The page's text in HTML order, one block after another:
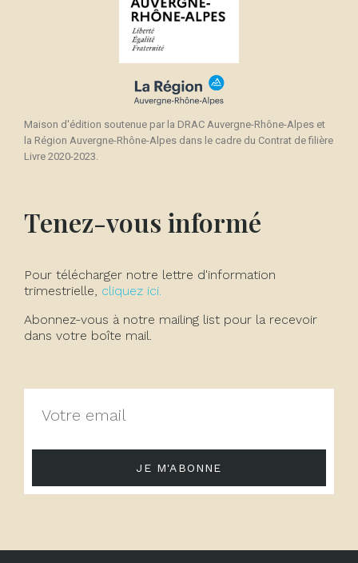
Maison d'édition soutenue par la DRAC Auvergne-Rhône-Alpes et
la Région Auvergne-Rhône-Alpes dans le cadre du Contrat de filière
Livre 2020-2023.
Tenez-vous informé
Pour télécharger notre lettre d'information
trimestrielle, cliquez ici.
Abonnez-vous à notre mailing list pour la recevoir
dans votre boîte mail.
JE M'ABONNE